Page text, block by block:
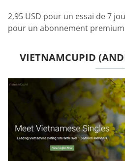
2,95 USD pour un essai de 7
pour un abonnement
VIETNAMCUPID